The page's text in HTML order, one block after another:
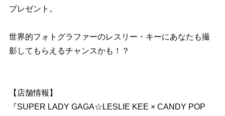
プレゼント。
世界的フォトグラファーのレスリー・キーにあなたも撮
影してもらえるチャンスかも！？
【店舗情報】
『SUPER LADY GAGA☆LESLIE KEE × CANDY POP